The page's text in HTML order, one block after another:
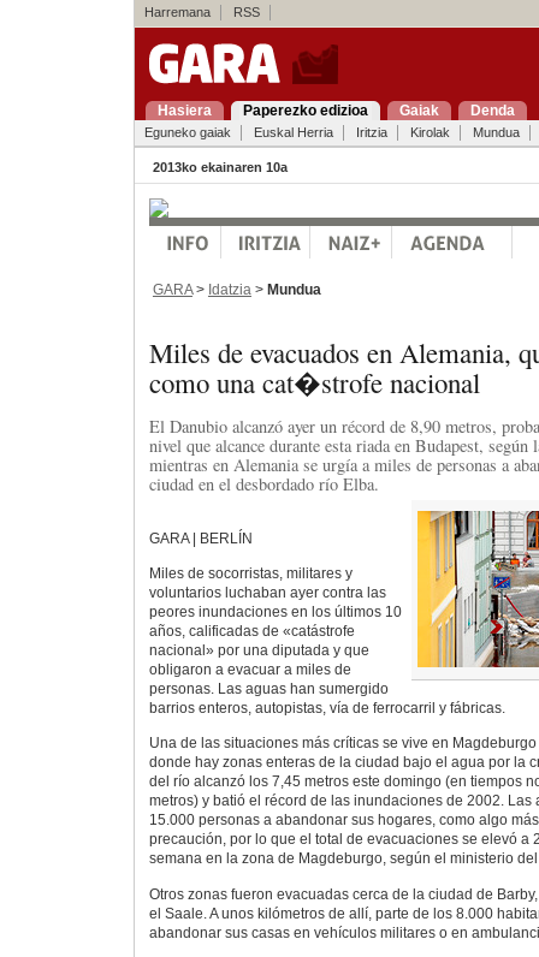
Harremana RSS
Hasiera Paperezko edizioa Gaiak Denda
Eguneko gaiak Euskal Herria Iritzia Kirolak Mundua
2013ko ekainaren 10a
GARA> Idatzia > Mundua
Miles de evacuados en Alemania,
como una cat�strofe nacional
El Danubio alcanzó ayer un récord de 8,90 metros,
nivel que alcance durante esta riada en Budapest, según
mientras en Alemania se urgía a miles de personas a
ciudad en el desbordado río Elba.
GARA | BERLÍN
Miles de socorristas, militares y
voluntarios luchaban ayer contra las
peores inundaciones en los últimos 10
años, calificadas de «catástrofe
nacional» por una diputada y que
obligaron a evacuar a miles de
personas. Las aguas han sumergido
barrios enteros, autopistas, vía de ferrocarril y fábricas.
Una de las situaciones más críticas se vive en
donde hay zonas enteras de la ciudad bajo el agua por la
del río alcanzó los 7,45 metros este domingo (en tiempos
metros) y batió el récord de las inundaciones de 2002. Las
15.000 personas a abandonar sus hogares, como algo
precaución, por lo que el total de evacuaciones se elevó a
semana en la zona de Magdeburgo, según el ministerio
Otros zonas fueron evacuadas cerca de la ciudad de
el Saale. A unos kilómetros de allí, parte de los 8.000
abandonar sus casas en vehículos militares o en